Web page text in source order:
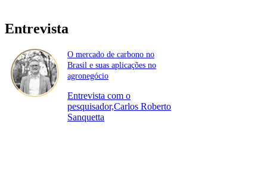
Entrevista
O mercado de carbono no
Brasil e suas aplicações no
agronegócio
Entrevista com o
pesquisador,Carlos Roberto
Sanquetta